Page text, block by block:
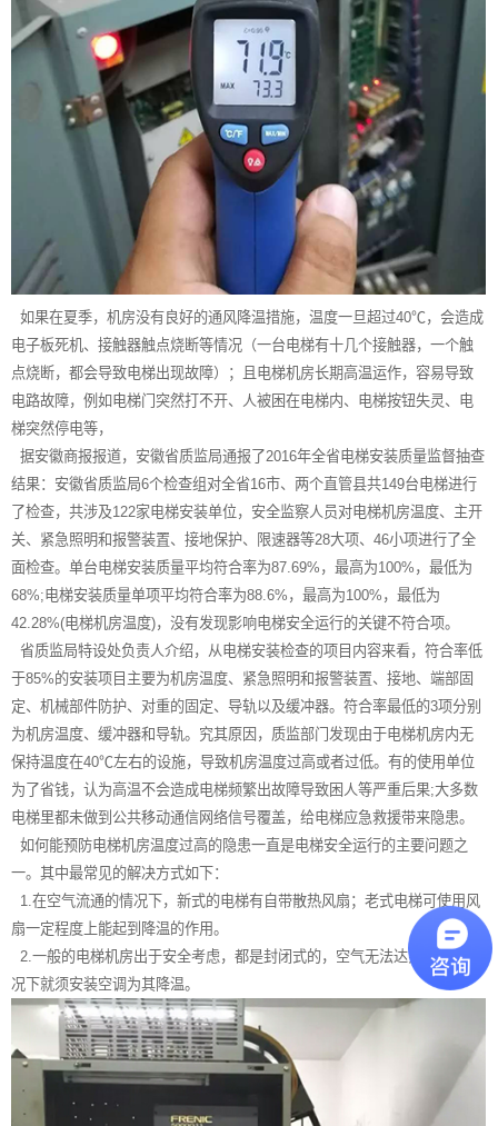
如果在夏季，机房没有良好的通风降温措施，温度一旦超过40℃，会造成
电子板死机、接触器触点烧断等情况（一台电梯有十几个接触器，一个触
点烧断，都会导致电梯出现故障）；且电梯机房长期高温运作，容易导致
电路故障，例如电梯门突然打不开、人被困在电梯内、电梯按钮失灵、电
梯突然停电等，
据安徽商报报道，安徽省质监局通报了2016年全省电梯安装质量监督抽查
结果：安徽省质监局6个检查组对全省16市、两个直管县共149台电梯进行
了检查，共涉及122家电梯安装单位，安全监察人员对电梯机房温度、主开
关、紧急照明和报警装置、接地保护、限速器等28大项、46小项进行了全
面检查。单台电梯安装质量平均符合率为87.69%，最高为100%，最低为
68%;电梯安装质量单项平均符合率为88.6%，最高为100%，最低为
42.28%(电梯机房温度)，没有发现影响电梯安全运行的关键不符合项。
省质监局特设处负责人介绍，从电梯安装检查的项目内容来看，符合率低
于85%的安装项目主要为机房温度、紧急照明和报警装置、接地、端部固
定、机械部件防护、对重的固定、导轨以及缓冲器。符合率最低的3项分别
为机房温度、缓冲器和导轨。究其原因，质监部门发现由于电梯机房内无
保持温度在40℃左右的设施，导致机房温度过高或者过低。有的使用单位
为了省钱，认为高温不会造成电梯频繁出故障导致困人等严重后果;大多数
电梯里都未做到公共移动通信网络信号覆盖，给电梯应急救援带来隐患。
如何能预防电梯机房温度过高的隐患一直是电梯安全运行的主要问题之
一。其中最常见的解决方式如下：
1.在空气流通的情况下，新式的电梯有自带散热风扇；老式电梯可使用风
扇一定程度上能起到降温的作用。
2.一般的电梯机房出于安全考虑，都是封闭式的，空气无法达到流通的情
况下就须安装空调为其降温。